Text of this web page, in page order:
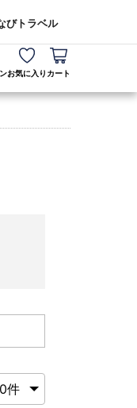
びトラベル
お気に入り カート